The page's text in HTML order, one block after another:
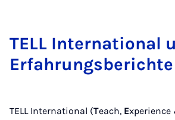
TELL International
Erfahrungsberichte
TELL International (Teach, Experience